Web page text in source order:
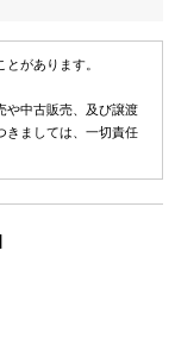
があります。
や中古販売、及び譲渡
きましては、一切責任